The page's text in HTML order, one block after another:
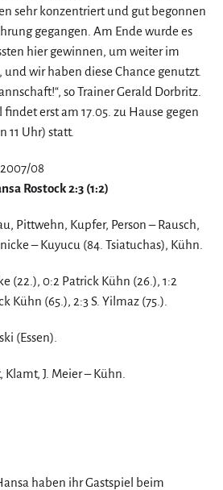
sehr konzentriert und gut begonnen
gegangen. Am Ende wurde es
hier gewinnen, um weiter im
wir haben diese Chance genutzt.
so Trainer Gerald Dorbritz.
erst am 17.05. zu Hause gegen
11 Uhr) statt.
08
Rostock 2:3 (1:2)
Pittwehn, Kupfer, Person – Rausch,
– Kuyucu (84. Tsiatuchas), Kühn.
(22.), 0:2 Patrick Kühn (26.), 1:2
Kühn (65.), 2:3 S. Yilmaz (75.).
(Essen).
J. Meier – Kühn.
haben ihr Gastspiel beim